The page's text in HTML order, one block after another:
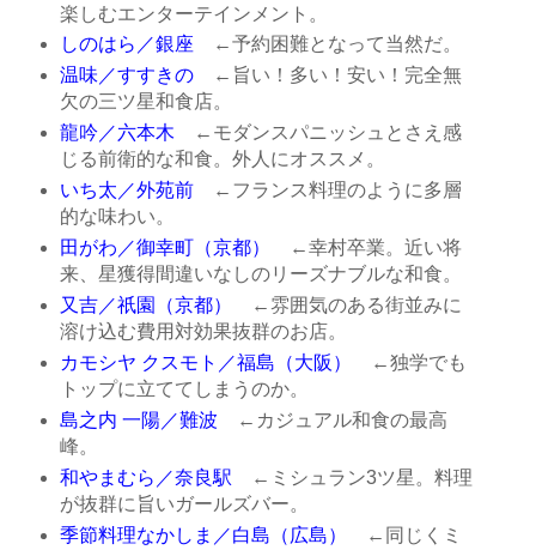
楽しむエンターテインメント。
しのはら／銀座 ←予約困難となって当然だ。
温味／すすきの←旨い！多い！安い！完全無
欠の三ツ星和食店。
龍吟／六本木 ←モダンスパニッシュとさえ感
じる前衛的な和食。外人にオススメ。
いち太／外苑前←フランス料理のように多層
的な味わい。
田がわ／御幸町（京都）
←幸村卒業。近い将
来、星獲得間違いなしのリーズナブルな和食。
又吉／祇園（京都）
←雰囲気のある街並みに
溶け込む費用対効果抜群のお店。
カモシヤ クスモト／福島（大阪）
←独学でも
トップに立ててしまうのか。
島之内 一陽／難波 ←カジュアル和食の最高
峰。
和やまむら／奈良駅 ←ミシュラン3ツ星。料理
が抜群に旨いガールズバー。
季節料理なかしま／白島（広島）
←同じくミ